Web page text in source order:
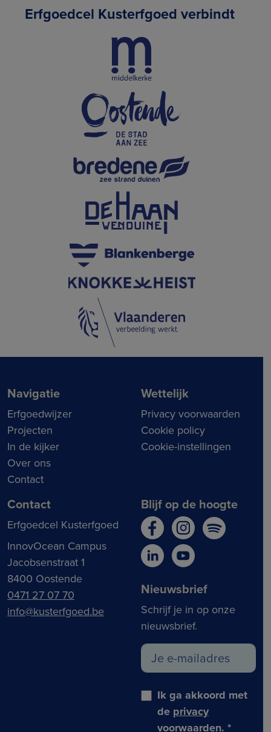
Erfgoedcel Kusterfgoed verbindt
Navigatie
Erfgoedwijzer
Projecten
In de kijker
Over ons
Contact
Wettelijk
Privacy voorwaarden
Cookie policy
Cookie-instellingen
Contact
Erfgoedcel Kusterfgoed
InnovOcean Campus
Jacobsenstraat 1
8400 Oostende
0471 27 07 70
info@kusterfgoed.be
Blijf op de hoogte
Nieuwsbrief
Schrijf je in op onze
nieuwsbrief.
Ik ga akkoord met
de privacy
voorwaarden. *